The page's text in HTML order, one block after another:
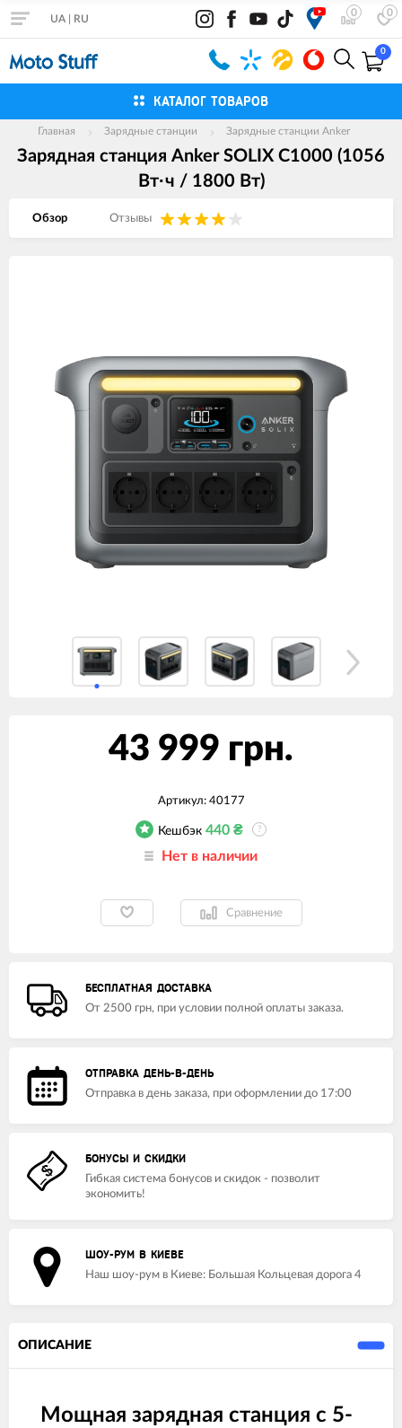
0 0
UA RU
0
КАТАЛОГ ТОВАРОВ
Главная Зарядные станции Зарядные станции Anker
Зарядная станция Anker SOLIX C1000 (1056
Вт·ч / 1800 Вт)
Обзор Отзывы
43 999 грн.
Артикул: 40177
Кешбэк 440 ₴ ?
Нет в наличии
Сравнение
БЕСПЛАТНАЯ ДОСТАВКА
От 2500 грн, при условии полной оплаты заказа.
ОТПРАВКА ДЕНЬ-В-ДЕНЬ
Отправка в день заказа, при оформлении до 17:00
БОНУСЫ И СКИДКИ
Гибкая система бонусов и скидок - позволит
экономить!
ШОУ-РУМ В КИЕВЕ
Наш шоу-рум в Киеве: Большая Кольцевая дорога 4
ОПИСАНИЕ
Мощная зарядная станция с 5-